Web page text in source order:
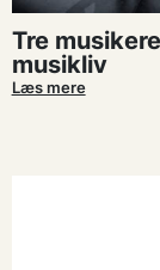
Tre
musikliv
Læs mere